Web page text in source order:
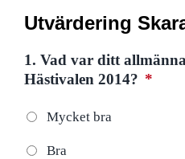
Utvärdering
1. Vad var ditt
Hästivalen 2014? *
Mycket bra
Bra